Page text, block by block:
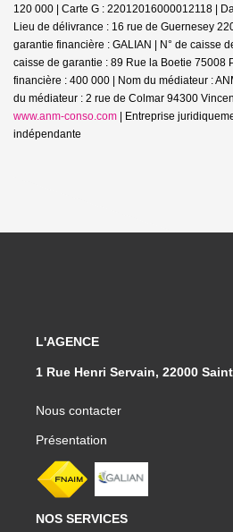
120 000 | Carte G : 22012016000012118 |
Lieu de délivrance : 16 rue de Guernesey
garantie financière : GALIAN | N° de caisse
caisse de garantie : 89 Rue la Boetie 75008
financière : 400 000 | Nom du médiateur :
du médiateur : 2 rue de Colmar 94300
www.anm-conso.com | Entreprise
indépendante
L'AGENCE
1 Rue Henri Servain, 22000
Nous contacter
Présentation
NOS SERVICES